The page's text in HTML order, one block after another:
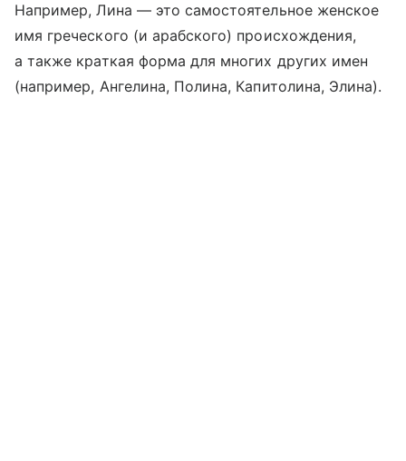
Например, Лина — это самостоятельное женское
имя греческого (и арабского) происхождения,
а также краткая форма для многих других имен
(например, Ангелина, Полина, Капитолина, Элина).